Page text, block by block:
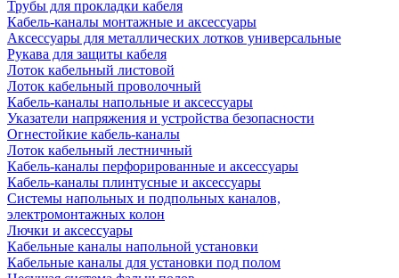
Трубы для прокладки кабеля
Кабель-каналы монтажные и аксессуары
Аксессуары для металлических лотков универсальные
Рукава для защиты кабеля
Лоток кабельный листовой
Лоток кабельный проволочный
Кабель-каналы напольные и аксессуары
Указатели напряжения и устройства безопасности
Огнестойкие кабель-каналы
Лоток кабельный лестничный
Кабель-каналы перфорированные и аксессуары
Кабель-каналы плинтусные и аксессуары
Системы напольных и подпольных каналов,
электромонтажных колон
Лючки и аксессуары
Кабельные каналы напольной установки
Кабельные каналы для установки под полом